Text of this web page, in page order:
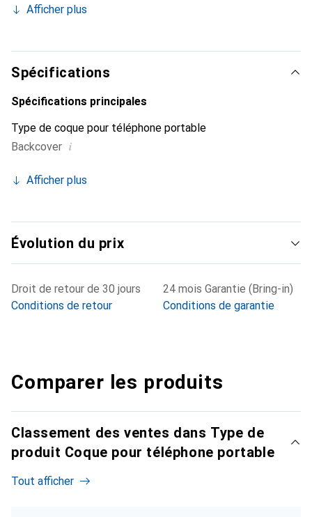
accessoire chic et indispensable pour votre smartphone.
haute qualité, la marque Noreve est un choix fiable pour
une clientèle exigeante.
Afficher plus
Spécifications
Spécifications principales
Type de coque pour téléphone portable
Backcover i
Afficher plus
Évolution du prix
Droit de retour de 30 jours
Conditions de retour
24 mois Garantie (Bring-in)
Conditions de garantie
Comparer les produits
Classement des ventes dans Type de
produit Coque pour téléphone portable
Tout afficher